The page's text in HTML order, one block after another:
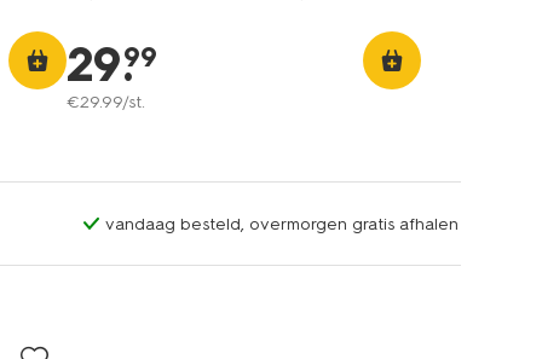
29.
99
€29.99/st.
vandaag besteld, overmorgen gratis afhalen